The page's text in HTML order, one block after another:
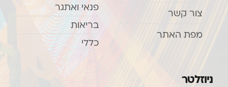
צור קשר
מפת האתר
פנאי ואתגר
בריאות
כללי
ניוזלטר